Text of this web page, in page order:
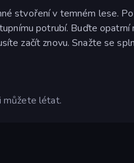
stvoření v temném lese.
potrubí. Buďte
začít znovu. Snažte se
můžete létat.